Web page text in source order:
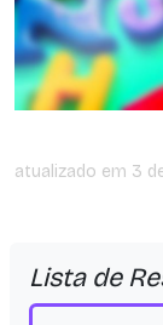
atualizado em 3
Lista de